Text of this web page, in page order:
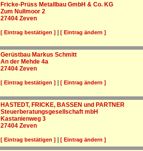
Fricke-Prüss Metallbau GmbH & Co. KG
Zum Nullmoor 2
27404 Zeven
[ Eintrag bestätigen ] |[ Eintrag ändern ]
Gerüstbau Markus Schmitt
An der Mehde 4a
27404 Zeven
[ Eintrag bestätigen ] |[ Eintrag ändern ]
HASTEDT, FRICKE, BASSEN und PARTNER
Steuerberatungsgesellschaft mbH
Kastanienweg 3
27404 Zeven
[ Eintrag bestätigen ] |[ Eintrag ändern ]